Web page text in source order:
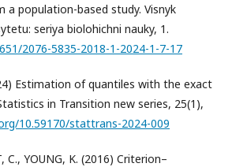
a population-based study. Visnyk
seriya biolohichni nauky, 1.
2076-5835-2018-1-2024-1-7-17
Estimation of quantiles with the exact
in Transition new series, 25(1),
10.59170/stattrans-2024-009
C., YOUNG, K. (2016) Criterion–